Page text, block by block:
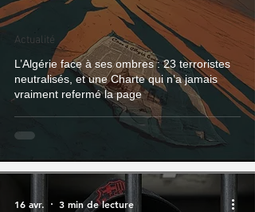
L’Algérie face à ses ombres : 23 terroristes
neutralisés, et une Charte qui n’a jamais
vraiment refermé la page
Actualité
16 avr. 3 min de lecture